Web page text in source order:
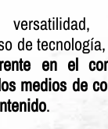
de
en el
medios de
.